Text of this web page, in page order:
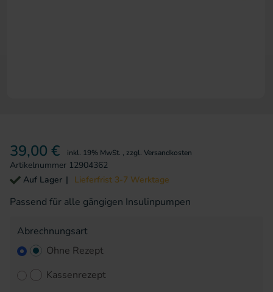
39,00 € inkl. 19% MwSt. , zzgl. Versandkosten
Artikelnummer 12904362
Auf Lager
Lieferfrist 3-7 Werktage
Passend für alle gängigen Insulinpumpen
Abrechnungsart
Ohne Rezept
Kassenrezept